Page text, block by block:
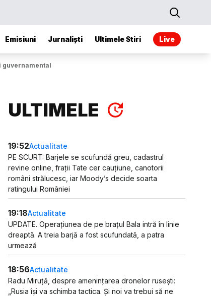
Emisiuni Jurnaliști Ultimele Stiri Live
guvernamental
ULTIMELE
19:52Actualitate
PE SCURT: Barjele se scufundă greu, cadastrul
revine online, frații Tate cer cauțiune, canotorii
români strălucesc, iar Moody’s decide soarta
ratingului României
19:18Actualitate
UPDATE. Operațiunea de pe brațul Bala intră în linie
dreaptă. A treia barjă a fost scufundată, a patra
urmează
18:56Actualitate
Radu Miruță, despre amenințarea dronelor rusești:
„Rusia își va schimba tactica. Și noi va trebui să ne